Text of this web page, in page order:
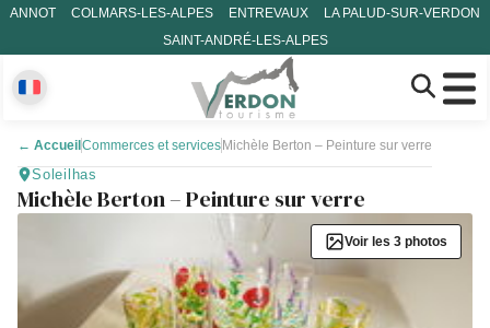
ANNOT COLMARS-LES-ALPES ENTREVAUX
LA PALUD-SUR-VERDON
SAINT-ANDRÉ-LES-ALPES
← Accueil Commerces et services Michèle Berton – Peinture sur verre
Soleilhas
Michèle Berton – Peinture sur verre
Voir les 3 photos